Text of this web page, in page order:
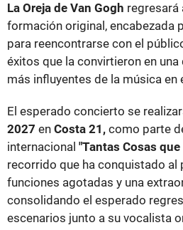
La Oreja de Van Gogh regresará
formación original, encabezada
para reencontrarse con el
éxitos que la convirtieron en
más influyentes de la música en
El esperado concierto se
2027 en Costa 21, como parte
internacional "Tantas Cosas
recorrido que ha conquistado al
funciones agotadas y una
consolidando el esperado
escenarios junto a su vocalista